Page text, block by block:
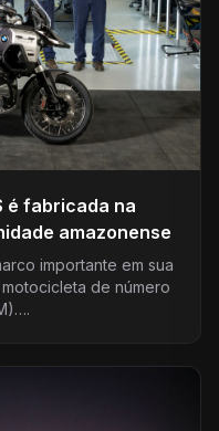
é fabricada na
amazonense
importante em sua
de número